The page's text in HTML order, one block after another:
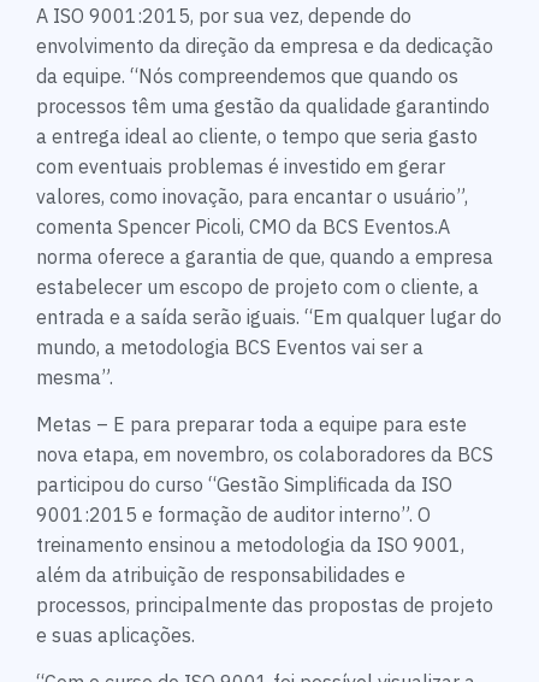
A ISO 9001:2015, por sua vez, depende do
envolvimento da direção da empresa e da dedicação
da equipe. “Nós compreendemos que quando os
processos têm uma gestão da qualidade garantindo
a entrega ideal ao cliente, o tempo que seria gasto
com eventuais problemas é investido em gerar
valores, como inovação, para encantar o usuário”,
comenta Spencer Picoli, CMO da BCS Eventos.A
norma oferece a garantia de que, quando a empresa
estabelecer um escopo de projeto com o cliente, a
entrada e a saída serão iguais. “Em qualquer lugar do
mundo, a metodologia BCS Eventos vai ser a
mesma”.
Metas – E para preparar toda a equipe para este
nova etapa, em novembro, os colaboradores da BCS
participou do curso “Gestão Simplificada da ISO
9001:2015 e formação de auditor interno”. O
treinamento ensinou a metodologia da ISO 9001,
além da atribuição de responsabilidades e
processos, principalmente das propostas de projeto
e suas aplicações.